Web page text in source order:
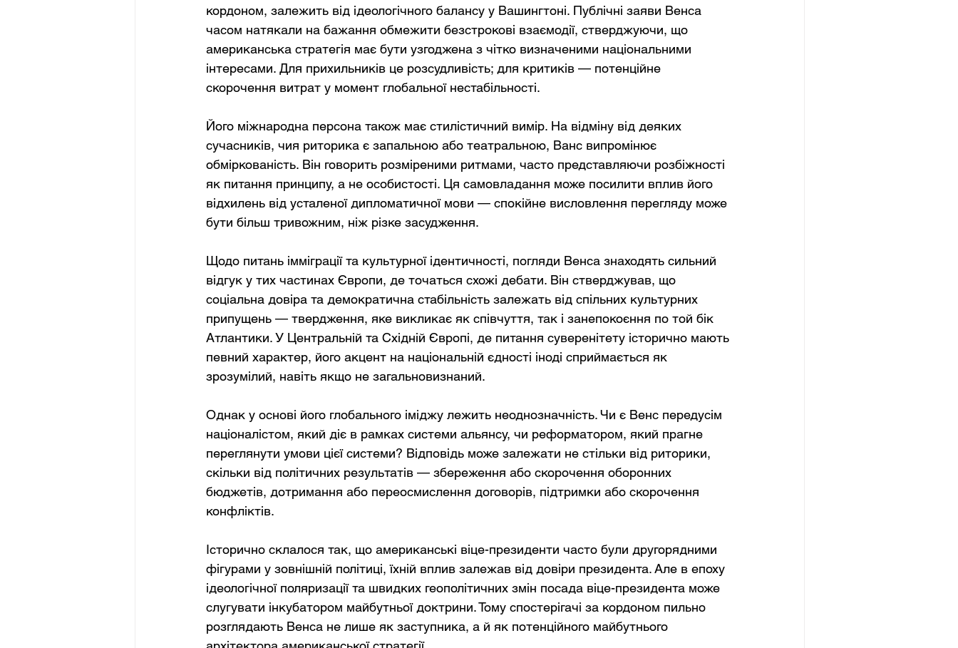
кордоном, залежить від ідеологічного балансу у Вашингтоні. Публічні заяви Венса
часом натякали на бажання обмежити безстрокові взаємодії, стверджуючи, що
американська стратегія має бути узгоджена з чітко визначеними національними
інтересами. Для прихильників це розсудливість; для критиків — потенційне
скорочення витрат у момент глобальної нестабільності.
Його міжнародна персона також має стилістичний вимір. На відміну від деяких
сучасників, чия риторика є запальною або театральною, Ванс випромінює
обміркованість. Він говорить розміреними ритмами, часто представляючи розбіжності
як питання принципу, а не особистості. Ця самовладання може посилити вплив його
відхилень від усталеної дипломатичної мови — спокійне висловлення перегляду може
бути більш тривожним, ніж різке засудження.
Щодо питань імміграції та культурної ідентичності, погляди Венса знаходять сильний
відгук у тих частинах Європи, де точаться схожі дебати. Він стверджував, що
соціальна довіра та демократична стабільність залежать від спільних культурних
припущень — твердження, яке викликає як співчуття, так і занепокоєння по той бік
Атлантики. У Центральній та Східній Європі, де питання суверенітету історично мають
певний характер, його акцент на національній єдності іноді сприймається як
зрозумілий, навіть якщо не загальновизнаний.
Однак у основі його глобального іміджу лежить неоднозначність. Чи є Венс передусім
націоналістом, який діє в рамках системи альянсу, чи реформатором, який прагне
переглянути умови цієї системи? Відповідь може залежати не стільки від риторики,
скільки від політичних результатів — збереження або скорочення оборонних
бюджетів, дотримання або переосмислення договорів, підтримки або скорочення
конфліктів.
Історично склалося так, що американські віце-президенти часто були другорядними
фігурами у зовнішній політиці, їхній вплив залежав від довіри президента. Але в епоху
ідеологічної поляризації та швидких геополітичних змін посада віце-президента може
слугувати інкубатором майбутньої доктрини. Тому спостерігачі за кордоном пильно
розглядають Венса не лише як заступника, а й як потенційного майбутнього